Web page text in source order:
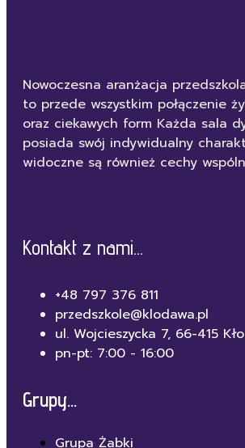
Nowoczesna aranżacja
to przede wszystkim połączenie
oraz ciekawych form Każda sala
posiada swój indywidualny
widoczne są również cechy
Kontakt z nami...
+48 797 376 811
przedszkole@klodawa.pl
ul. Wojcieszycka 7, 66-415
pn-pt: 7:00 - 16:00
Grupy...
Grupa Żabki